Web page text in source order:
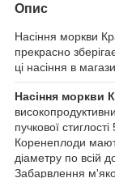
Опис
Насіння моркви
прекрасно
ці насіння в
Насіння моркви
пучкової
Коренеплоди
діаметру по всій
Забарвлення